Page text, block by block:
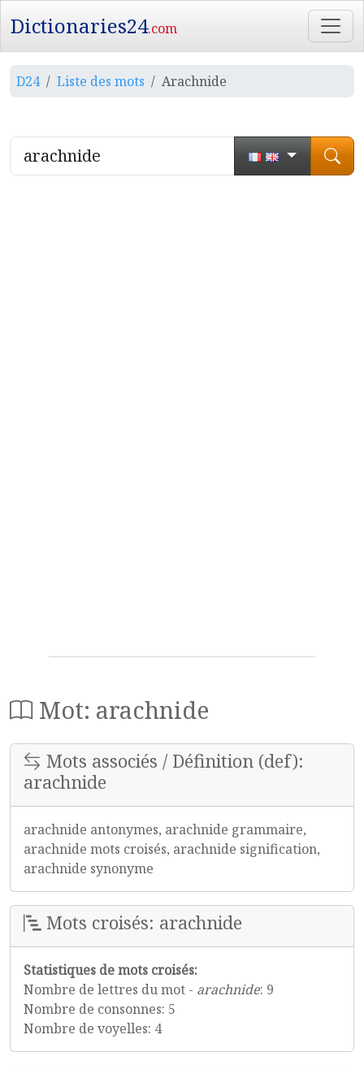
Dictionaries24.com
D24 Liste des mots Arachnide
Mot: arachnide
Mots associés / Définition (def):
arachnide
arachnide antonymes, arachnide grammaire,
arachnide mots croisés, arachnide signification,
arachnide synonyme
Mots croisés: arachnide
Statistiques de mots croisés:
Nombre de lettres du mot - arachnide: 9
Nombre de consonnes: 5
Nombre de voyelles: 4